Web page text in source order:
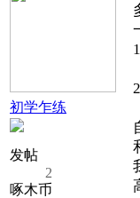
初学乍练
发帖
2
啄木币